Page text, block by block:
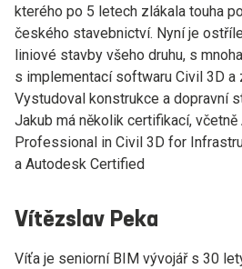
kterého po 5 letech zlákala touha
českého stavebnictví. Nyní je
liniové stavby všeho druhu, s
s implementací softwaru Civil 3D a
Vystudoval konstrukce a dopravní
Jakub má několik certifikací,
Professional in Civil 3D for
a Autodesk Certified
Vítězslav Peka
Víťa je seniorní BIM vývojář s 30